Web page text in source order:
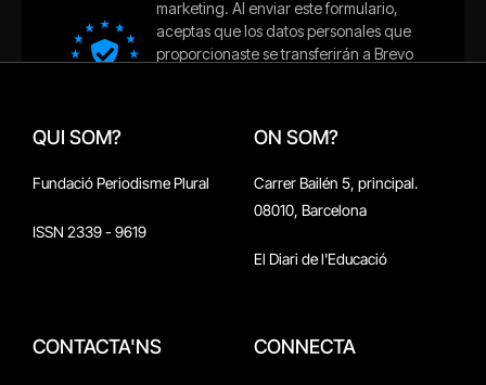
QUI SOM?
Fundació Periodisme Plural
ISSN 2339 - 9619
ON SOM?
Carrer Bailén 5, principal.
08010, Barcelona
El Diari de l'Educació
CONTACTA'NS CONNECTA